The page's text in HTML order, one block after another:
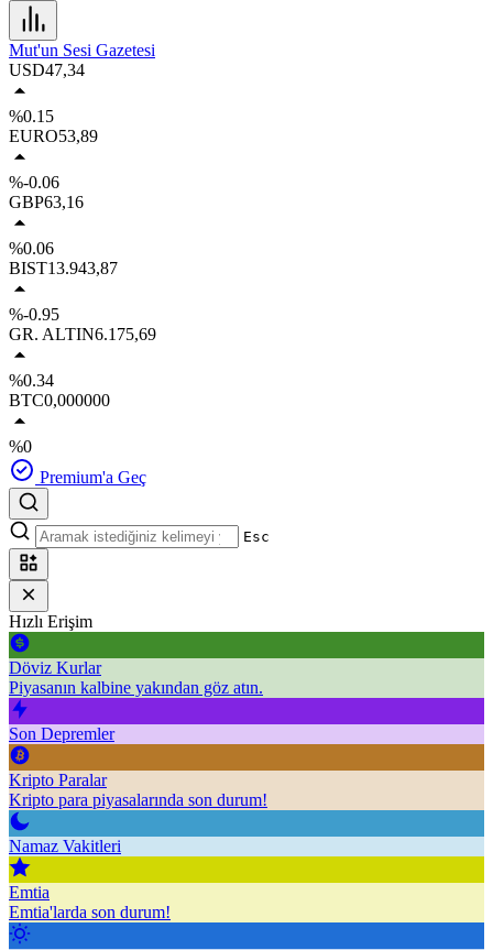
Mut'un Sesi Gazetesi
USD47,34
%0.15
EURO53,89
%-0.06
GBP63,16
%0.06
BIST13.943,87
%-0.95
GR. ALTIN6.175,69
%0.34
BTC0,000000
%0
Premium'a Geç
Esc
Hızlı Erişim
Döviz Kurlar
Piyasanın kalbine yakından göz atın.
Son Depremler
Kripto Paralar
Kripto para piyasalarında son durum!
Namaz Vakitleri
Emtia
Emtia'larda son durum!